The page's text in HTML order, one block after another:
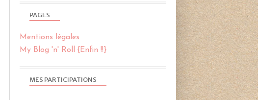
PAGES
Mentions légales
My Blog 'n' Roll {Enfin !!}
MES PARTICIPATIONS